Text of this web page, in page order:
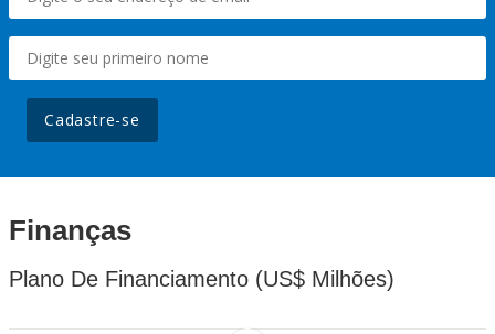
Cadastre-se
Finanças
Plano De Financiamento (US$ Milhões)